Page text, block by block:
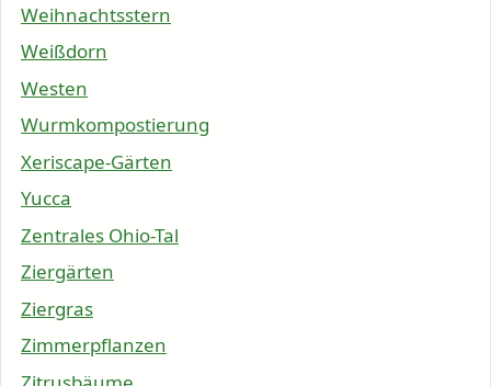
Weihnachtsstern
Weißdorn
Westen
Wurmkompostierung
Xeriscape-Gärten
Yucca
Zentrales Ohio-Tal
Ziergärten
Ziergras
Zimmerpflanzen